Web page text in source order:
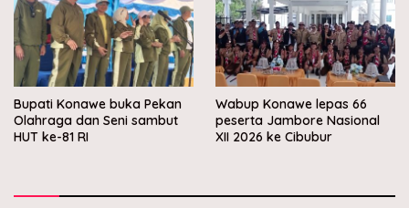
Bupati Konawe buka Pekan
Olahraga dan Seni sambut
HUT ke-81 RI
Wabup Konawe lepas 66
peserta Jambore Nasional
XII 2026 ke Cibubur